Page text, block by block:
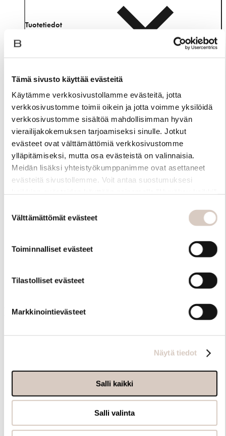
Tämä sivusto käyttää evästeitä
Käytämme verkkosivustollamme evästeitä, jotta
verkkosivustomme toimii oikein ja jotta voimme yksilöidä
verkkosivustomme sisältöä mahdollisimman hyvän
vierailijakokemuksen tarjoamiseksi sinulle. Jotkut
evästeet ovat välttämättömiä verkkosivustomme
ylläpitämiseksi, mutta osa evästeistä on valinnaisia.
Meidän lisäksi yhteistyökumppanimme ovat asettaneet
evästeitä sivustollemme. Voit antaa suostumuksesi
myöhemmin ”Evästeasetukset” -linkin kautta.
valinta
Välttämättömät evästeet
Toiminnalliset evästeet
Tilastolliset evästeet
Markkinointievästeet
Näytä tiedot
Salli kaikki
Salli valinta
Tuotetiedot
Materiaali
Muut ostivat myös